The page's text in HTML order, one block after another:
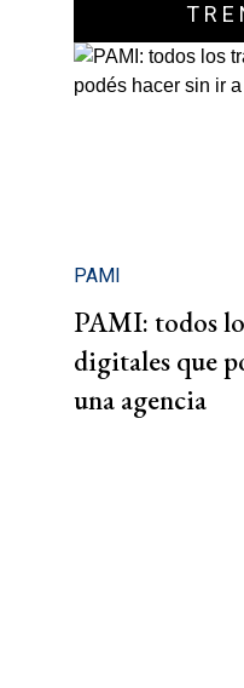
PAMI
PAMI: todos
digitales que
una agencia